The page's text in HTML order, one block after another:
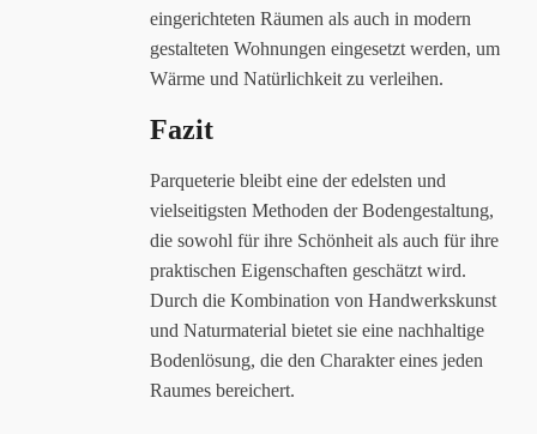
eingerichteten Räumen als auch in modern
gestalteten Wohnungen eingesetzt werden, um
Wärme und Natürlichkeit zu verleihen.
Fazit
Parqueterie bleibt eine der edelsten und
vielseitigsten Methoden der Bodengestaltung,
die sowohl für ihre Schönheit als auch für ihre
praktischen Eigenschaften geschätzt wird.
Durch die Kombination von Handwerkskunst
und Naturmaterial bietet sie eine nachhaltige
Bodenlösung, die den Charakter eines jeden
Raumes bereichert.